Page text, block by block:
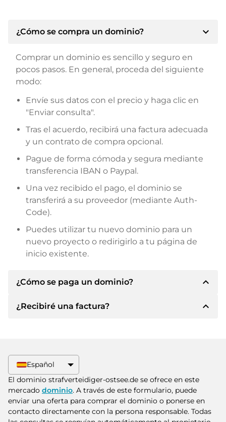
¿Cómo se compra un dominio? expand_more
Comprar un dominio es sencillo y seguro en
pocos pasos. En general, proceda del siguiente
modo:
Envíe sus datos con el precio y haga clic en
"Enviar consulta".
Tras el acuerdo, recibirá una factura adecuada
y un contrato de compra opcional.
Pague de forma cómoda y segura mediante
transferencia IBAN o Paypal.
Una vez recibido el pago, el dominio se
transferirá a su proveedor (mediante Auth-
Code).
Puedes utilizar tu nuevo dominio para un
nuevo proyecto o redirigirlo a tu página de
inicio existente.
¿Cómo se paga un dominio? expand_less
Tras llegar a un acuerdo, el propietario le
Paypal u otros métodos de pago.
Indique siempre el nombre de dominio y el
número de factura al realizar la transferencia.
¿Recibiré una factura? expand_less
superiores, también recibirá un contrato de
compra adicional si lo solicita.
Español
El dominio strafverteidiger-ostsee.de se ofrece en este
mercado dominio. A través de este formulario, puede
enviar una oferta para comprar el dominio o ponerse en
contacto directamente con la persona responsable. Todas